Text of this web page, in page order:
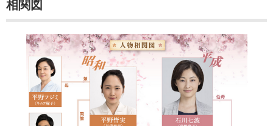
相関図